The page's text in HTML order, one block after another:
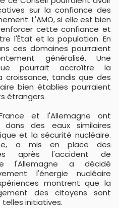
sur la confiance des
L'AMO, si elle est bien
cette confiance et
l'État et la population. En
ces domaines pourraient
généralisé. Une
pourrait accroître la
tandis que des
bien établies pourraient
étrangers.
et l'Allemagne ont
des eaux similaires
et la sécurité nucléaire.
a mis en place des
après l'accident de
l'Allemagne a décidé
l'énergie nucléaire
montrent que la
des citoyens sont
telles initiatives.